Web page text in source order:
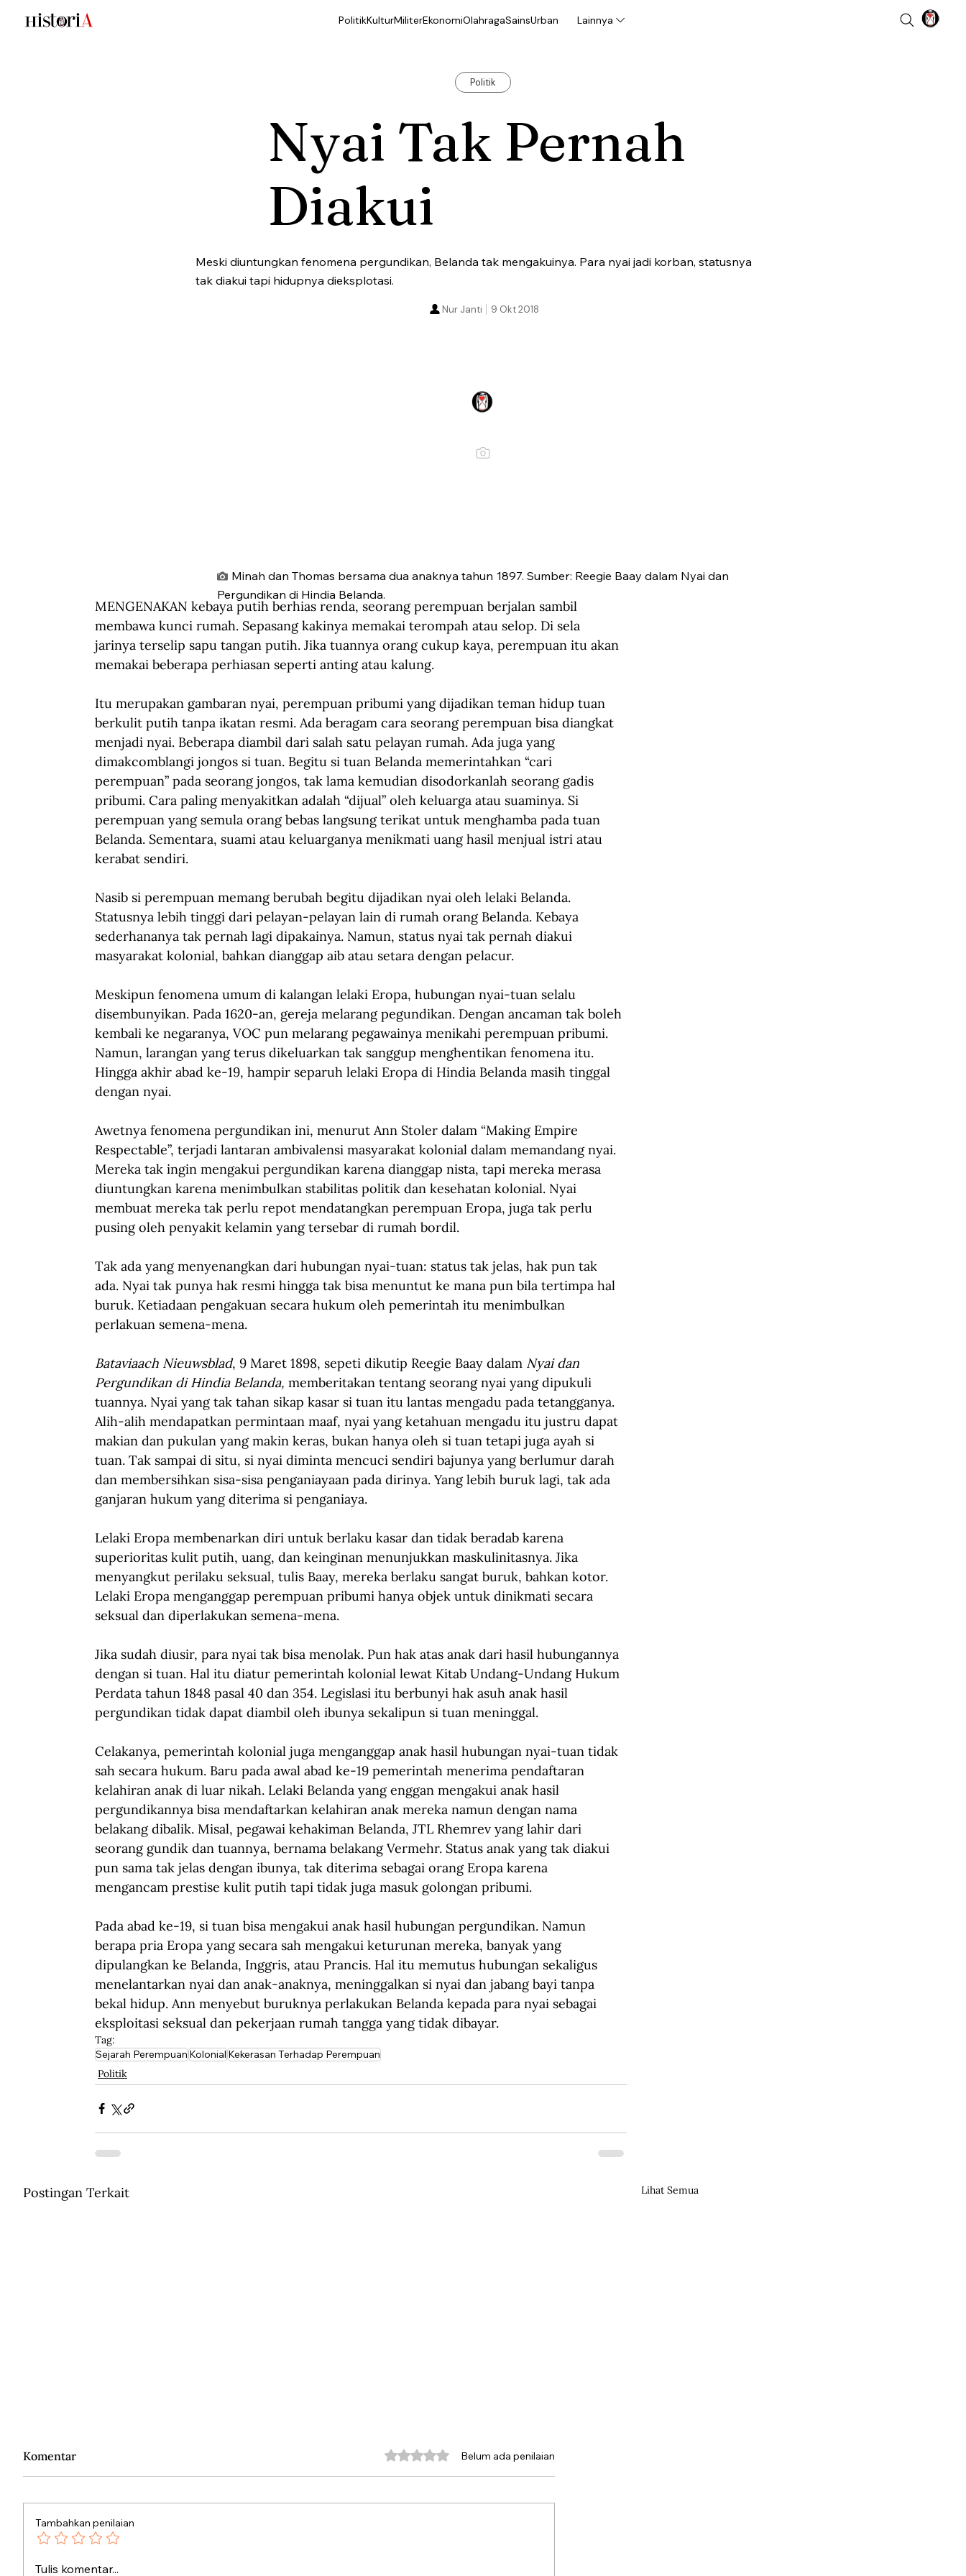
PolitikKulturMiliterEkonomiOlahragaSainsUrban Lainnya
Politik
Nyai Tak Pernah
Diakui
Meski diuntungkan fenomena pergundikan, Belanda tak mengakuinya. Para nyai jadi korban, statusnya
tak diakui tapi hidupnya dieksplotasi.
9 Okt 2018
Nur Janti
Minah dan Thomas bersama dua anaknya tahun 1897. Sumber: Reegie Baay dalam Nyai dan
Pergundikan di Hindia Belanda.
MENGENAKAN kebaya putih berhias renda, seorang perempuan berjalan sambil
membawa kunci rumah. Sepasang kakinya memakai terompah atau selop. Di sela
jarinya terselip sapu tangan putih. Jika tuannya orang cukup kaya, perempuan itu akan
memakai beberapa perhiasan seperti anting atau kalung.
Itu merupakan gambaran nyai, perempuan pribumi yang dijadikan teman hidup tuan
berkulit putih tanpa ikatan resmi. Ada beragam cara seorang perempuan bisa diangkat
menjadi nyai. Beberapa diambil dari salah satu pelayan rumah. Ada juga yang
dimakcomblangi jongos si tuan. Begitu si tuan Belanda memerintahkan “cari
perempuan” pada seorang jongos, tak lama kemudian disodorkanlah seorang gadis
pribumi. Cara paling menyakitkan adalah “dijual” oleh keluarga atau suaminya. Si
perempuan yang semula orang bebas langsung terikat untuk menghamba pada tuan
Belanda. Sementara, suami atau keluarganya menikmati uang hasil menjual istri atau
kerabat sendiri.
Nasib si perempuan memang berubah begitu dijadikan nyai oleh lelaki Belanda.
Statusnya lebih tinggi dari pelayan-pelayan lain di rumah orang Belanda. Kebaya
sederhananya tak pernah lagi dipakainya. Namun, status nyai tak pernah diakui
masyarakat kolonial, bahkan dianggap aib atau setara dengan pelacur.
Meskipun fenomena umum di kalangan lelaki Eropa, hubungan nyai-tuan selalu
disembunyikan. Pada 1620-an, gereja melarang pegundikan. Dengan ancaman tak boleh
kembali ke negaranya, VOC pun melarang pegawainya menikahi perempuan pribumi.
Namun, larangan yang terus dikeluarkan tak sanggup menghentikan fenomena itu.
Hingga akhir abad ke-19, hampir separuh lelaki Eropa di Hindia Belanda masih tinggal
dengan nyai.
Awetnya fenomena pergundikan ini, menurut Ann Stoler dalam “Making Empire
Respectable”, terjadi lantaran ambivalensi masyarakat kolonial dalam memandang nyai.
Mereka tak ingin mengakui pergundikan karena dianggap nista, tapi mereka merasa
diuntungkan karena menimbulkan stabilitas politik dan kesehatan kolonial. Nyai
membuat mereka tak perlu repot mendatangkan perempuan Eropa, juga tak perlu
pusing oleh penyakit kelamin yang tersebar di rumah bordil.
Tak ada yang menyenangkan dari hubungan nyai-tuan: status tak jelas, hak pun tak
ada. Nyai tak punya hak resmi hingga tak bisa menuntut ke mana pun bila tertimpa hal
buruk. Ketiadaan pengakuan secara hukum oleh pemerintah itu menimbulkan
perlakuan semena-mena.
Bataviaach Nieuwsblad, 9 Maret 1898, sepeti dikutip Reegie Baay dalam Nyai dan
Pergundikan di Hindia Belanda, memberitakan tentang seorang nyai yang dipukuli
tuannya. Nyai yang tak tahan sikap kasar si tuan itu lantas mengadu pada tetangganya.
Alih-alih mendapatkan permintaan maaf, nyai yang ketahuan mengadu itu justru dapat
makian dan pukulan yang makin keras, bukan hanya oleh si tuan tetapi juga ayah si
tuan. Tak sampai di situ, si nyai diminta mencuci sendiri bajunya yang berlumur darah
dan membersihkan sisa-sisa penganiayaan pada dirinya. Yang lebih buruk lagi, tak ada
ganjaran hukum yang diterima si penganiaya.
Lelaki Eropa membenarkan diri untuk berlaku kasar dan tidak beradab karena
superioritas kulit putih, uang, dan keinginan menunjukkan maskulinitasnya. Jika
menyangkut perilaku seksual, tulis Baay, mereka berlaku sangat buruk, bahkan kotor.
Lelaki Eropa menganggap perempuan pribumi hanya objek untuk dinikmati secara
seksual dan diperlakukan semena-mena.
Jika sudah diusir, para nyai tak bisa menolak. Pun hak atas anak dari hasil hubungannya
dengan si tuan. Hal itu diatur pemerintah kolonial lewat Kitab Undang-Undang Hukum
Perdata tahun 1848 pasal 40 dan 354. Legislasi itu berbunyi hak asuh anak hasil
pergundikan tidak dapat diambil oleh ibunya sekalipun si tuan meninggal.
Celakanya, pemerintah kolonial juga menganggap anak hasil hubungan nyai-tuan tidak
sah secara hukum. Baru pada awal abad ke-19 pemerintah menerima pendaftaran
kelahiran anak di luar nikah. Lelaki Belanda yang enggan mengakui anak hasil
pergundikannya bisa mendaftarkan kelahiran anak mereka namun dengan nama
belakang dibalik. Misal, pegawai kehakiman Belanda, JTL Rhemrev yang lahir dari
seorang gundik dan tuannya, bernama belakang Vermehr. Status anak yang tak diakui
pun sama tak jelas dengan ibunya, tak diterima sebagai orang Eropa karena
mengancam prestise kulit putih tapi tidak juga masuk golongan pribumi.
Pada abad ke-19, si tuan bisa mengakui anak hasil hubungan pergundikan. Namun
berapa pria Eropa yang secara sah mengakui keturunan mereka, banyak yang
dipulangkan ke Belanda, Inggris, atau Prancis. Hal itu memutus hubungan sekaligus
menelantarkan nyai dan anak-anaknya, meninggalkan si nyai dan jabang bayi tanpa
bekal hidup. Ann menyebut buruknya perlakukan Belanda kepada para nyai sebagai
eksploitasi seksual dan pekerjaan rumah tangga yang tidak dibayar.
Tag:
Sejarah PerempuanKolonialKekerasan Terhadap Perempuan
Politik
Postingan Terkait Lihat Semua
Kenapa Kata
Komentar Dinilai 0 dari 5 bintang.
Belum ada penilaian
Tambahkan penilaian
Tulis komentar...